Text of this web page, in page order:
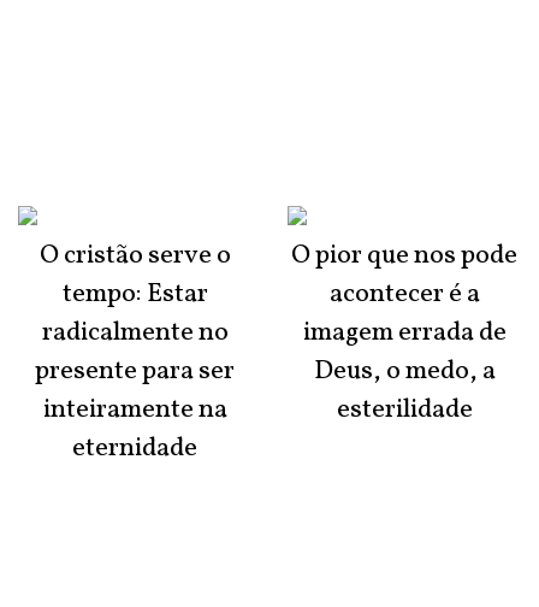
O cristão serve o
tempo: Estar
radicalmente no
presente para ser
inteiramente na
eternidade
O pior que nos pode
acontecer é a
imagem errada de
Deus, o medo, a
esterilidade